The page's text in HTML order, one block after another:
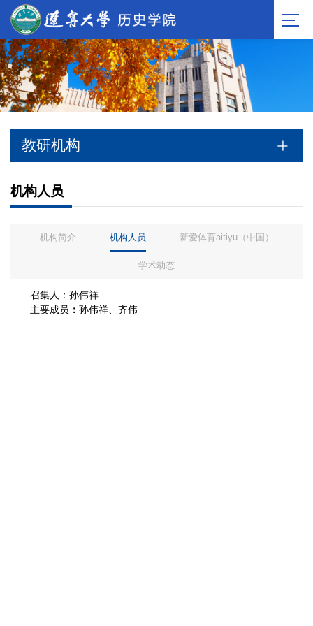
教研机构
机构人员
机构简介 机构人员 新爱体育aitiyu（中国）
学术动态
召集人：孙伟祥
主要成员 ： 孙伟祥、齐伟